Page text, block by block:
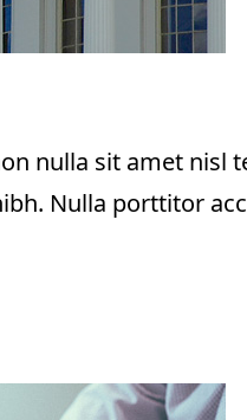
nulla sit amet nisl
Nulla porttitor